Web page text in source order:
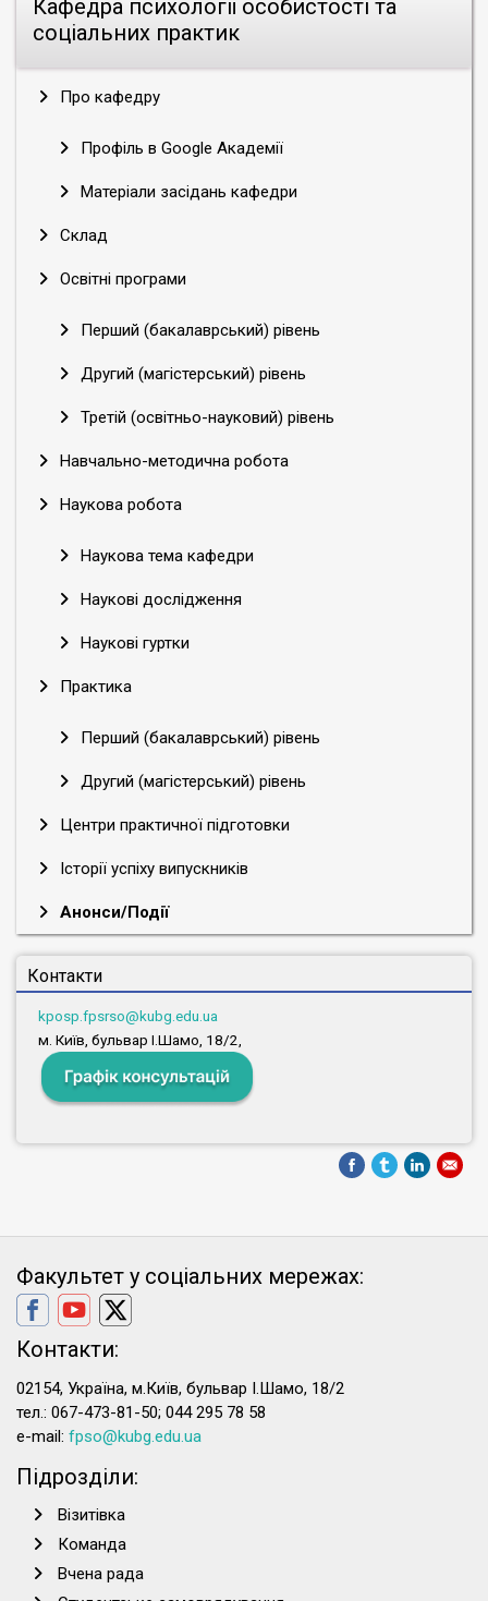
Кафедра психології особистості та
соціальних практик
Про кафедру
Профіль в Google Академії
Матеріали засідань кафедри
Склад
Освітні програми
Перший (бакалаврський) рівень
Другий (магістерський) рівень
Третій (освітньо-науковий) рівень
Навчально-методична робота
Наукова робота
Наукова тема кафедри
Наукові дослідження
Наукові гуртки
Практика
Перший (бакалаврський) рівень
Другий (магістерський) рівень
Центри практичної підготовки
Історії успіху випускників
Анонси/Події
Контакти
kposp.fpsrso@kubg.edu.ua
м. Київ, бульвар І.Шамо, 18/2,
Факультет у соціальних мережах:
Контакти:
02154, Україна, м.Київ, бульвар І.Шамо, 18/2
тел.: 067-473-81-50; 044 295 78 58
e-mail: fpso@kubg.edu.ua
Підрозділи:
Візитівка
Команда
Вчена рада